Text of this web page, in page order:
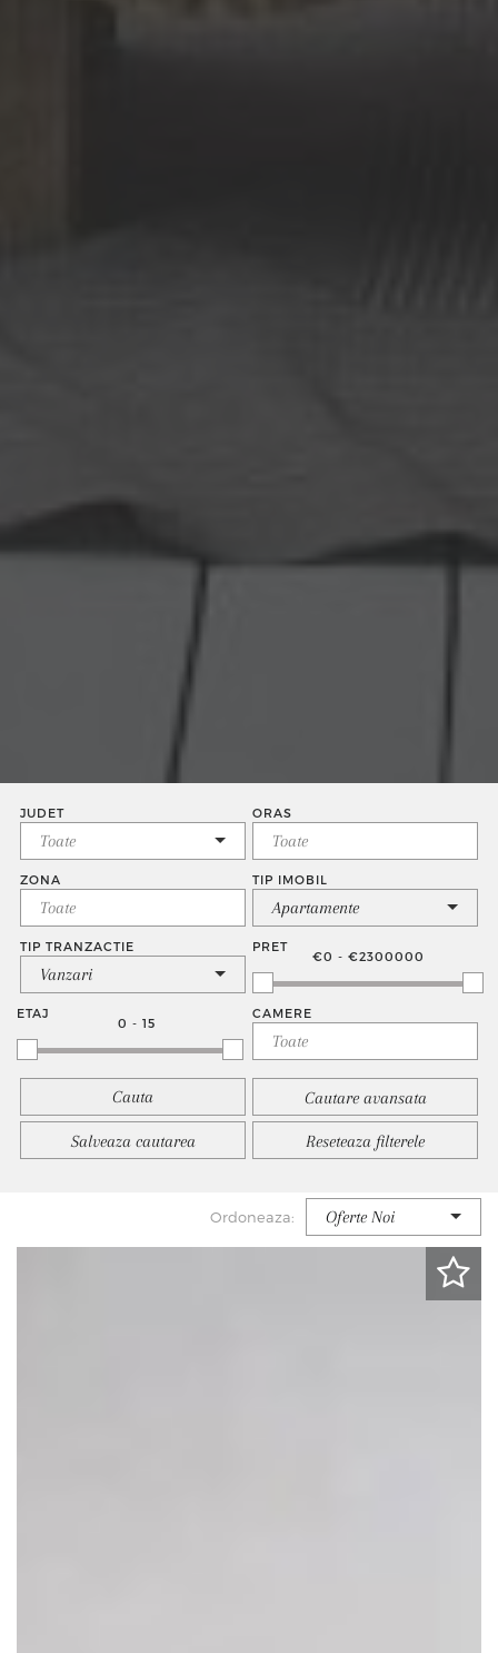
JUDET ORAS
ZONA TIP IMOBIL
Apartamente
TIP TRANZACTIE
Vanzari
PRET
€0 - €2300000
ETAJ
0 - 15
CAMERE
Cautare avansata
Salveaza cautarea Reseteaza filterele
Oferte Noi
Ordoneaza: